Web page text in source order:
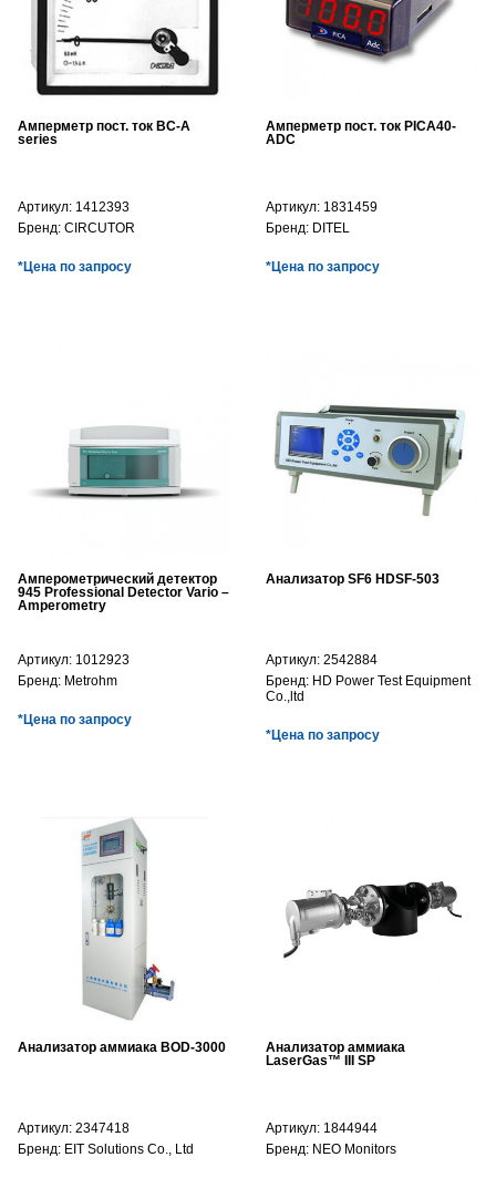
Амперметр пост. ток BC-A
series
Артикул: 1412393
Бренд: CIRCUTOR
*Цена по запросу
Амперметр пост. ток PICA40-
ADC
Артикул: 1831459
Бренд: DITEL
*Цена по запросу
Амперометрический детектор
945 Professional Detector Vario –
Amperometry
Артикул: 1012923
Бренд: Metrohm
*Цена по запросу
Анализатор SF6 HDSF-503
Артикул: 2542884
Бренд: HD Power Test Equipment
Co.,ltd
*Цена по запросу
Анализатор аммиака BOD-3000
Артикул: 2347418
Бренд: EIT Solutions Co., Ltd
Анализатор аммиака
LaserGas™ III SP
Артикул: 1844944
Бренд: NEO Monitors